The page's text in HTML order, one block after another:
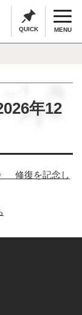
QUICK MENU
年12
修復を記念し